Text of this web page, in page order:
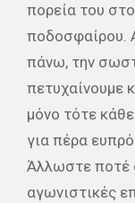
πορεία του
ποδοσφαίρου.
πάνω, την
πετυχαίνουμε
μόνο τότε
για πέρα
Άλλωστε ποτέ
αγωνιστικές